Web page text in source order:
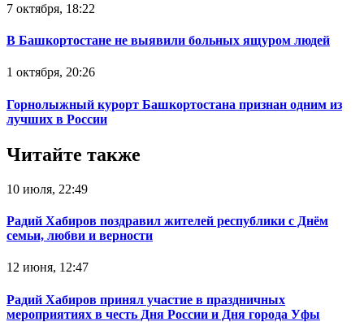
7 октября, 18:22
В Башкортостане не выявили больных ящуром людей
1 октября, 20:26
Горнолыжный курорт Башкортостана признан одним из
лучших в России
Читайте также
10 июля, 22:49
Радий Хабиров поздравил жителей республики с Днём
семьи, любви и верности
12 июня, 12:47
Радий Хабиров принял участие в праздничных
мероприятиях в честь Дня России и Дня города Уфы